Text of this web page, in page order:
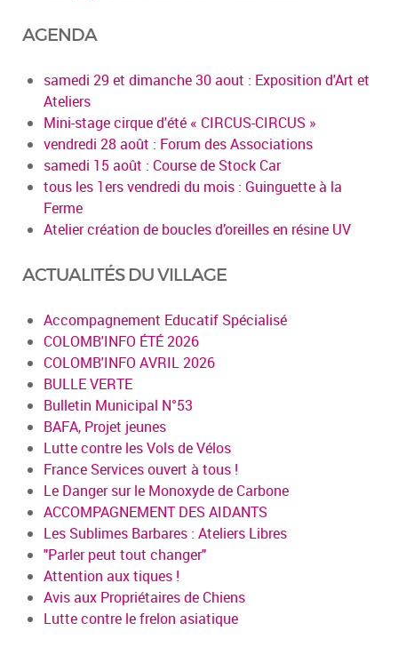
AGENDA
samedi 29 et dimanche 30 aout : Exposition d'Art et
Ateliers
Mini-stage cirque d'été « CIRCUS-CIRCUS »
vendredi 28 août : Forum des Associations
samedi 15 août : Course de Stock Car
tous les 1ers vendredi du mois : Guinguette à la
Ferme
Atelier création de boucles d’oreilles en résine UV
ACTUALITÉS DU VILLAGE
Accompagnement Educatif Spécialisé
COLOMB'INFO ÉTÉ 2026
COLOMB'INFO AVRIL 2026
BULLE VERTE
Bulletin Municipal N°53
BAFA, Projet jeunes
Lutte contre les Vols de Vélos
France Services ouvert à tous !
Le Danger sur le Monoxyde de Carbone
ACCOMPAGNEMENT DES AIDANTS
Les Sublimes Barbares : Ateliers Libres
"Parler peut tout changer"
Attention aux tiques !
Avis aux Propriétaires de Chiens
Lutte contre le frelon asiatique